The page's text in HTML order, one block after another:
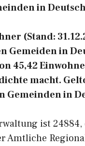
in
(Stand:
Gemeiden in
45,42
macht.
Gemeinden in
ist
Amtliche